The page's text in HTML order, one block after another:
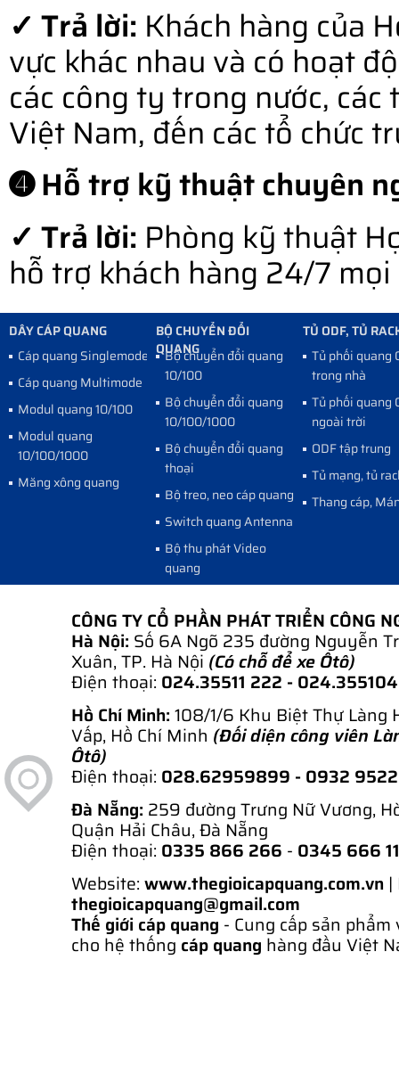
✓ Trả lời: Khách hàng của
vực khác nhau và có hoạt
các công ty trong nước,
Việt Nam, đến các tổ chức
➍ Hỗ trợ kỹ thuật chuyên
✓ Trả lời: Phòng kỹ thuật
hỗ trợ khách hàng 24/7 mọi
DÂY CÁP QUANG
Cáp quang Singlemode
Cáp quang Multimode
Modul quang 10/100
Modul quang
10/100/1000
Măng xông quang
BỘ CHUYỂN ĐỔI
QUANG
Bộ chuyển đổi quang
10/100
Bộ chuyển đổi quang
10/100/1000
Bộ chuyển đổi quang
thoại
Bộ treo, neo cáp quang
Switch quang Antenna
Bộ thu phát Video
quang
TỦ ODF, TỦ
Tủ phối quang
trong nhà
Tủ phối quang
ngoài trời
ODF tập trung
Tủ mạng, tủ
Thang cáp,
CÔNG TY CỔ PHẦN PHÁT TRIỂN CÔNG
Hà Nội: Số 6A Ngõ 235 đường Nguyễn
Xuân, TP. Hà Nội (Có chỗ để xe Ôtô)
Điện thoại: 024.35511 222 -
Hồ Chí Minh: 108/1/6 Khu Biệt Thự Làng
Vấp, Hồ Chí Minh (Đối diện công viên
Ôtô)
Điện thoại: 028.62959899 - 0932
Đà Nẵng: 259 đường Trưng Nữ Vương,
Quận Hải Châu, Đà Nẵng
Điện thoại: 0335 866 266 - 0345 666
Website: www.thegioicapquang.com.vn |
thegioicapquang@gmail.com
Thế giới cáp quang - Cung cấp sản
cho hệ thống cáp quang hàng đầu Việt